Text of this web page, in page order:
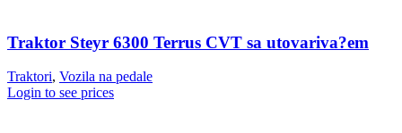
Traktor Steyr 6300 Terrus CVT sa utovariva?em
Traktori, Vozila na pedale
Login to see prices